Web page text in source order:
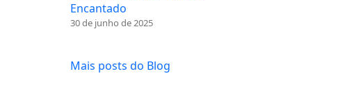
Encantado
30 de junho de 2025
Mais posts do Blog